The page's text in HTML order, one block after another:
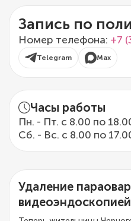
Запись по
Номер телефона: +7
Telegram Max
Часы работы
Пн. - Пт. с 8.00 по
Сб. - Вс. с 8.00 по
Удаление